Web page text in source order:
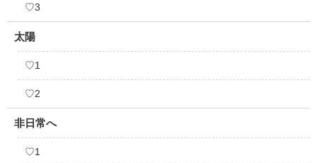
♡3
太陽
♡1
♡2
非日常へ
♡1